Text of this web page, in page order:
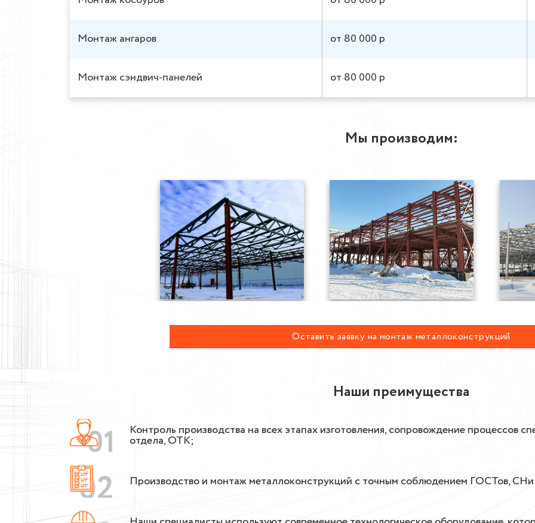
Монтаж ангаров от 80 000 р
Монтаж сэндвич-панелей от 80 000 р
Мы производим:
Оставить заявку на монтаж металлоконструкций
Наши преимущества
Контроль производства на всех этапах изготовления, сопровождение процессов
отдела, ОТК;
Производство и монтаж металлоконструкций с точным соблюдением ГОСТов,